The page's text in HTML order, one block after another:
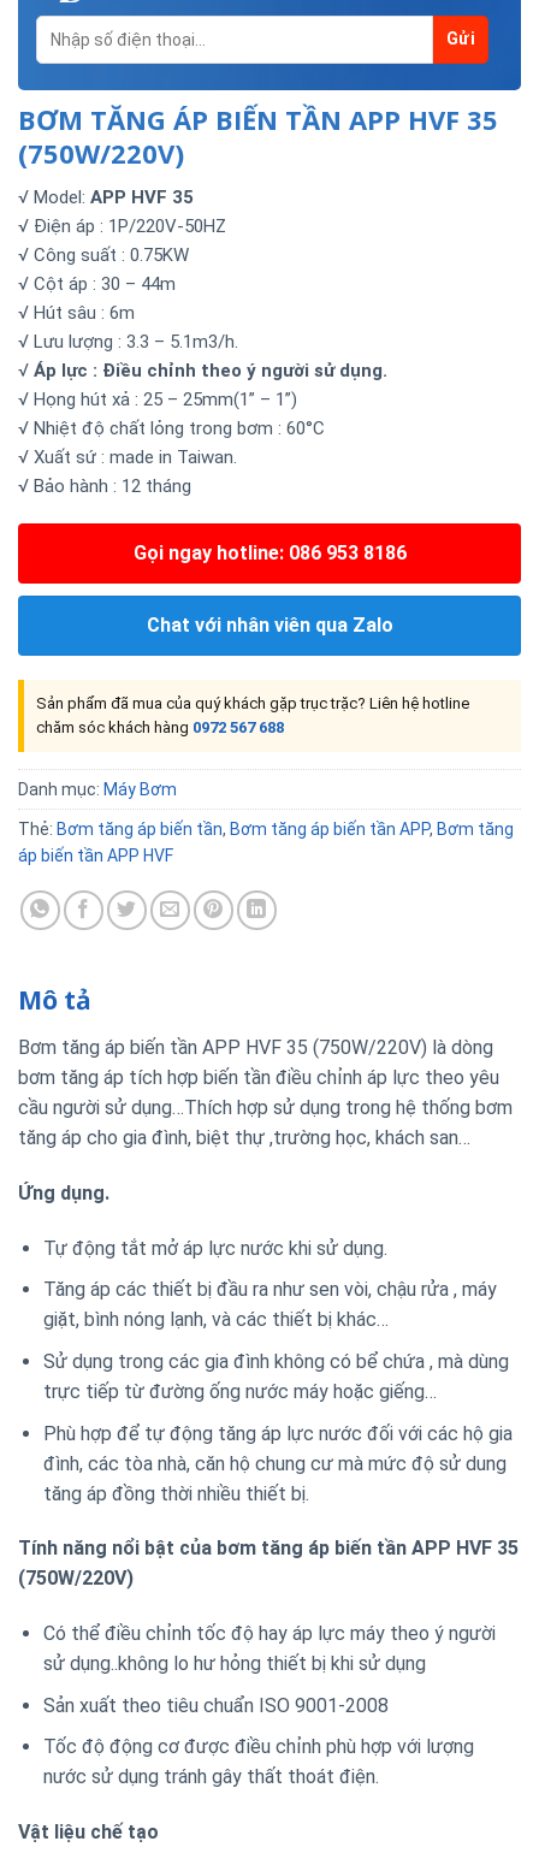
BƠM TĂNG ÁP BIẾN TẦN APP HVF 35
(750W/220V)
√ Model: APP HVF 35
√ Điện áp : 1P/220V-50HZ
√ Công suất : 0.75KW
√ Cột áp : 30 – 44m
√ Hút sâu : 6m
√ Lưu lượng : 3.3 – 5.1m3/h.
√ Áp lực : Điều chỉnh theo ý người sử dụng.
√ Họng hút xả : 25 – 25mm(1” – 1”)
√ Nhiệt độ chất lỏng trong bơm : 60°C
√ Xuất sứ : made in Taiwan.
√ Bảo hành : 12 tháng
Gọi ngay hotline: 086 953 8186
Chat với nhân viên qua Zalo
Sản phẩm đã mua của quý khách gặp trục trặc? Liên hệ hotline
chăm sóc khách hàng 0972 567 688
Danh mục: Máy Bơm
Thẻ: Bơm tăng áp biến tần, Bơm tăng áp biến tần APP, Bơm tăng
áp biến tần APP HVF
Mô tả
Bơm tăng áp biến tần APP HVF 35 (750W/220V) là dòng
bơm tăng áp tích hợp biến tần điều chỉnh áp lực theo yêu
cầu người sử dụng…Thích hợp sử dụng trong hệ thống bơm
tăng áp cho gia đình, biệt thự ,trường học, khách san…
Ứng dụng.
Tự động tắt mở áp lực nước khi sử dụng.
Tăng áp các thiết bị đầu ra như sen vòi, chậu rửa , máy
giặt, bình nóng lạnh, và các thiết bị khác…
Sử dụng trong các gia đình không có bể chứa , mà dùng
trực tiếp từ đường ống nước máy hoặc giếng…
Phù hợp để tự động tăng áp lực nước đối với các hộ gia
đình, các tòa nhà, căn hộ chung cư mà mức độ sử dung
tăng áp đồng thời nhiều thiết bị.
Tính năng nổi bật của bơm tăng áp biến tần APP HVF 35
(750W/220V)
Có thể điều chỉnh tốc độ hay áp lực máy theo ý người
sử dụng..không lo hư hỏng thiết bị khi sử dụng
Sản xuất theo tiêu chuẩn ISO 9001-2008
Tốc độ động cơ được điều chỉnh phù hợp với lượng
nước sử dụng tránh gây thất thoát điện.
Vật liệu chế tạo